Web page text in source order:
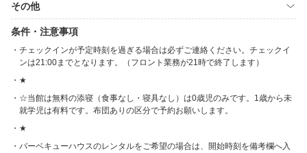
その他
条件・注意事項
チェックインが予定時刻を過ぎる場合は必ずご連絡ください。チェックイ
ンは21:00までとなります。（フロント業務が21時で終了します）
★
☆当館は無料の添寝（食事なし・寝具なし）は0歳児のみです。1歳から未
就学児は有料です。布団ありの区分で予約お願いします。
★
バーベキューハウスのレンタルをご希望の場合は、開始時刻を備考欄へ入